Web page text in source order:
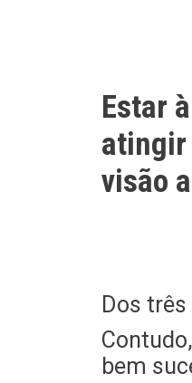
Estar
atingir
visão
Dos
bem